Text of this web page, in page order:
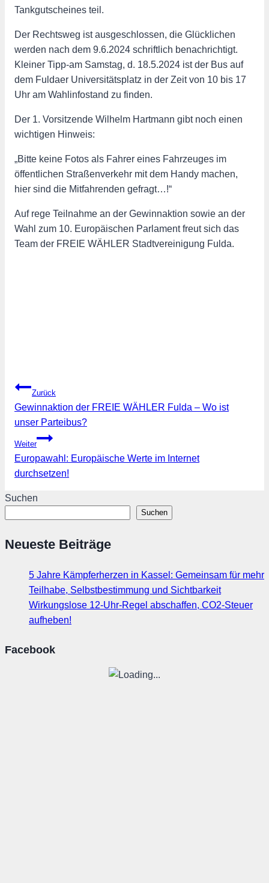
Tankgutscheines teil.
Der Rechtsweg ist ausgeschlossen, die Glücklichen
werden nach dem 9.6.2024 schriftlich benachrichtigt.
Kleiner Tipp-am Samstag, d. 18.5.2024 ist der Bus auf
dem Fuldaer Universitätsplatz in der Zeit von 10 bis 17
Uhr am Wahlinfostand zu finden.
Der 1. Vorsitzende Wilhelm Hartmann gibt noch einen
wichtigen Hinweis:
„Bitte keine Fotos als Fahrer eines Fahrzeuges im
öffentlichen Straßenverkehr mit dem Handy machen,
hier sind die Mitfahrenden gefragt…!“
Auf rege Teilnahme an der Gewinnaktion sowie an der
Wahl zum 10. Europäischen Parlament freut sich das
Team der FREIE WÄHLER Stadtvereinigung Fulda.
Beitragsnavigation
Zurück
Gewinnaktion der FREIE WÄHLER Fulda – Wo ist
unser Parteibus?
Weiter
Europawahl: Europäische Werte im Internet
durchsetzen!
Suchen
Suchen
Neueste Beiträge
5 Jahre Kämpferherzen in Kassel: Gemeinsam für mehr
Teilhabe, Selbstbestimmung und Sichtbarkeit
Wirkungslose 12-Uhr-Regel abschaffen, CO2-Steuer
aufheben!
Facebook